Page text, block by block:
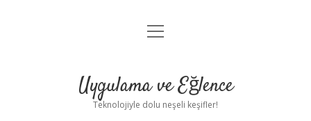
Anasayfa
Yasal Uyarı
menüyü
Uygulama ve Eğlence
Teknolojiyle dolu neşeli keşifler!